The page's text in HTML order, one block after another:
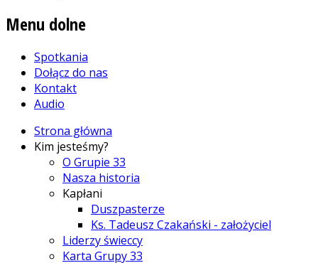
Menu dolne
Spotkania
Dołącz do nas
Kontakt
Audio
Strona główna
Kim jesteśmy?
O Grupie 33
Nasza historia
Kapłani
Duszpasterze
Ks. Tadeusz Czakański - założyciel
Liderzy świeccy
Karta Grupy 33